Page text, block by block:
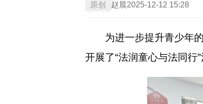
原创 赵晨2025-12-12 15:28
为进一步提升青少年
开展了“法润童心与法同行